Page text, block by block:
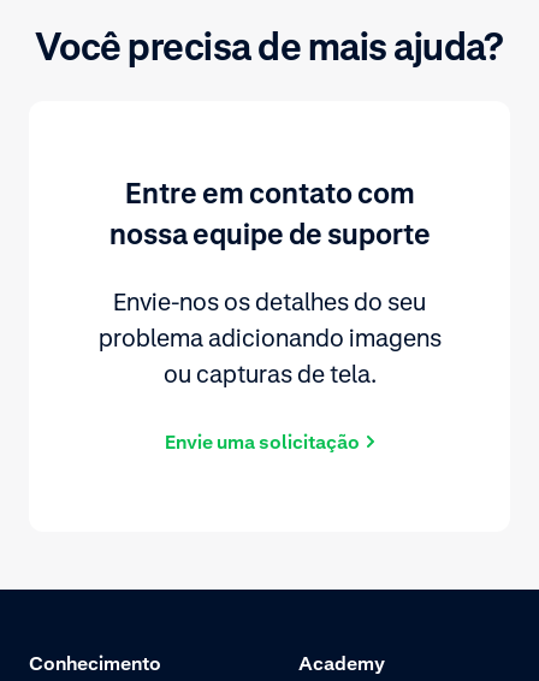
Você precisa de mais ajuda?
Entre em contato com
nossa equipe de suporte
Envie-nos os detalhes do seu
problema adicionando imagens
ou capturas de tela.
Envie uma solicitação
Conhecimento
Academy